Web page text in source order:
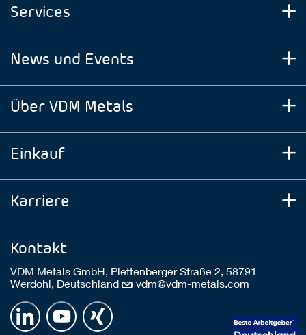
Services
News und Events
Über VDM Metals
Einkauf
Karriere
Kontakt
VDM Metals GmbH, Plettenberger Straße 2, 58791
Werdohl, Deutschland
vdm@vdm-metals.com